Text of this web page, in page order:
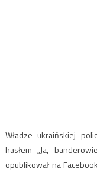
Władze ukraińskiej
hasłem „Ja,
opublikował na